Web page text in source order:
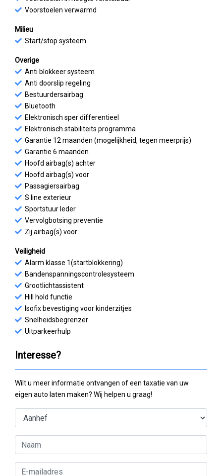
Voorstoelen verwarmd
Milieu
Start/stop systeem
Overige
Anti blokkeer systeem
Anti doorslip regeling
Bestuurdersairbag
Bluetooth
Elektronisch sper differentieel
Elektronisch stabiliteits programma
Garantie 12 maanden (mogelijkheid, tegen meerprijs)
Garantie 6 maanden
Hoofd airbag(s) achter
Hoofd airbag(s) voor
Passagiersairbag
S line exterieur
Sportstuur leder
Vervolgbotsing preventie
Zij airbag(s) voor
Veiligheid
Alarm klasse 1(startblokkering)
Bandenspanningscontrolesysteem
Grootlichtassistent
Hill hold functie
Isofix bevestiging voor kinderzitjes
Snelheidsbegrenzer
Uitparkeerhulp
Interesse?
Wilt u meer informatie ontvangen of een taxatie van uw
eigen auto laten maken? Wij helpen u graag!